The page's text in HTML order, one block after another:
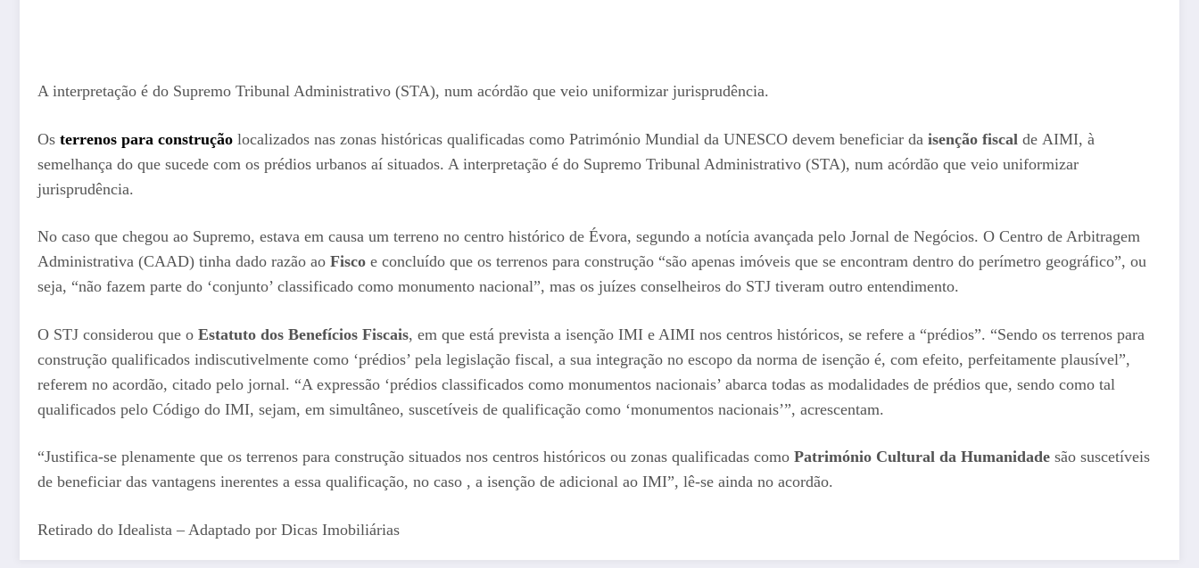
A interpretação é do Supremo Tribunal Administrativo (STA), num acórdão que veio uniformizar jurisprudência.
Os terrenos para construção localizados nas zonas históricas qualificadas como Património Mundial da UNESCO devem beneficiar da isenção fiscal de AIMI, à
semelhança do que sucede com os prédios urbanos aí situados. A interpretação é do Supremo Tribunal Administrativo (STA), num acórdão que veio uniformizar
jurisprudência.
No caso que chegou ao Supremo, estava em causa um terreno no centro histórico de Évora, segundo a notícia avançada pelo Jornal de Negócios. O Centro de Arbitragem
Administrativa (CAAD) tinha dado razão ao Fisco e concluído que os terrenos para construção “são apenas imóveis que se encontram dentro do perímetro geográfico”, ou
seja, “não fazem parte do ‘conjunto’ classificado como monumento nacional”, mas os juízes conselheiros do STJ tiveram outro entendimento.
O STJ considerou que o Estatuto dos Benefícios Fiscais, em que está prevista a isenção IMI e AIMI nos centros históricos, se refere a “prédios”. “Sendo os terrenos para
construção qualificados indiscutivelmente como ‘prédios’ pela legislação fiscal, a sua integração no escopo da norma de isenção é, com efeito, perfeitamente plausível”,
referem no acordão, citado pelo jornal. “A expressão ‘prédios classificados como monumentos nacionais’ abarca todas as modalidades de prédios que, sendo como tal
qualificados pelo Código do IMI, sejam, em simultâneo, suscetíveis de qualificação como ‘monumentos nacionais’”, acrescentam.
“Justifica-se plenamente que os terrenos para construção situados nos centros históricos ou zonas qualificadas como Património Cultural da Humanidade são suscetíveis
de beneficiar das vantagens inerentes a essa qualificação, no caso , a isenção de adicional ao IMI”, lê-se ainda no acordão.
Retirado do Idealista – Adaptado por Dicas Imobiliárias